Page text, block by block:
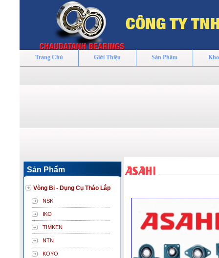
Trang Chủ Giới Thiệu Sản Phẩm
Sản Phẩm
Vòng Bi - Dụng Cụ Tháo Lắp
NSK
IKO
TIMKEN
NTN
KOYO